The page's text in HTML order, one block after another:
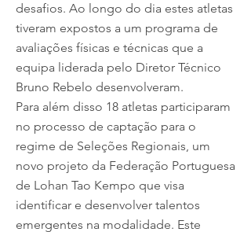
desafios. Ao longo do dia estes atletas
tiveram expostos a um programa de
avaliações físicas e técnicas que a
equipa liderada pelo Diretor Técnico
Bruno Rebelo desenvolveram.
Para além disso 18 atletas participaram
no processo de captação para o
regime de Seleções Regionais, um
novo projeto da Federação Portuguesa
de Lohan Tao Kempo que visa
identificar e desenvolver talentos
emergentes na modalidade. Este